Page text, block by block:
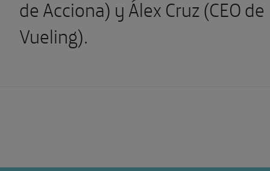
de Acciona) y Álex Cruz (CEO de
Vueling).